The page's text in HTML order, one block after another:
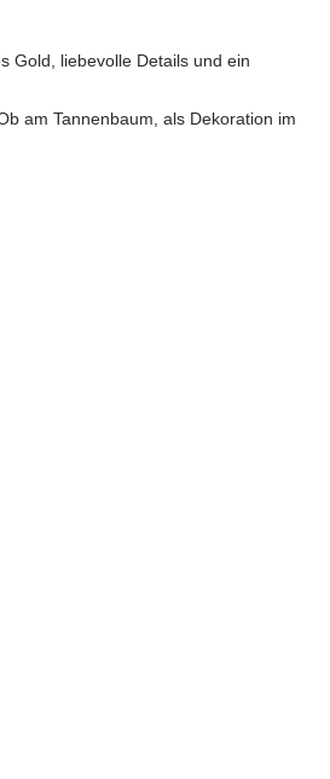
Gold, liebevolle Details und ein
am Tannenbaum, als Dekoration im